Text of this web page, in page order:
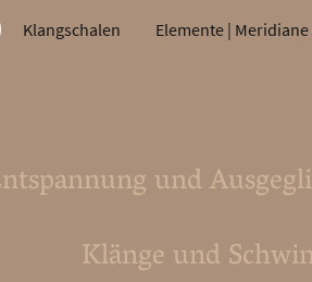
Klangschalen Elemente | Meridiane
und
Klänge und